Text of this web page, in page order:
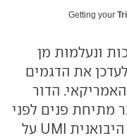
Getting your
ונעלמות מן
את הדגמים
הדור
מתיחת פנים לפני
קצת יותר משנה, והיום מודיעה היבואנית UMI על